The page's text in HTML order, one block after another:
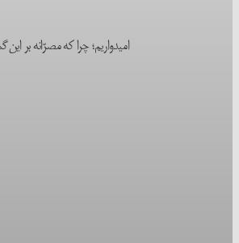
امیدواریم؛ چرا که مصرّانه بر این